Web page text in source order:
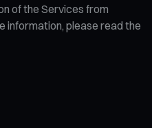
of the Services from
information, please read the